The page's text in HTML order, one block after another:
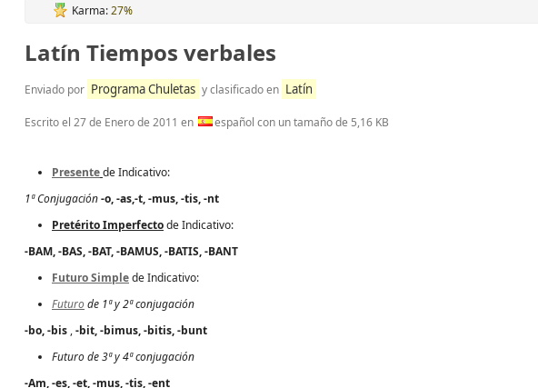
Karma:27%
Latín Tiempos verbales
Enviado por Programa Chuletas y clasificado en Latín
Escrito el 27 de Enero de 2011 en español con un tamaño de 5,16 KB
Presentede Indicativo:
1ª Conjugación-o, -as,-t, -mus, -tis, -nt
Pretérito Imperfectode Indicativo:
-BAM,-BAS,-BAT,-BAMUS,-BATIS,-BANT
Futuro Simplede Indicativo:
Futuro de 1ª y 2ª conjugación
-bo, -bis ,-bit,-bimus,-bitis,-bunt
Futuro de 3ª y 4ª conjugación
-Am,-es, -et, -mus, -tis, -ent